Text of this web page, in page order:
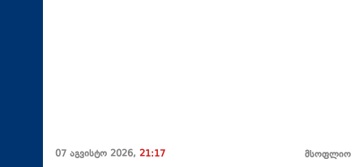
07 აგვისტო 2026, 21:17 მსოფლიო